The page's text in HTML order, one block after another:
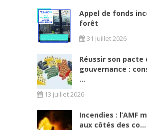
Appel de fonds
forêt
31 juillet 2026
Réussir son pacte
gouvernance :
...
13 juillet 2026
Incendies : l’AMF
aux côtés des co...